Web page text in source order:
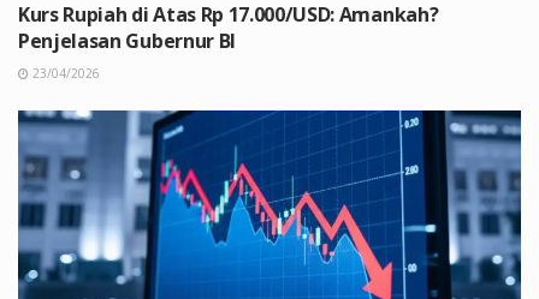
Kurs Rupiah di Atas Rp 17.000/USD: Amankah?
Penjelasan Gubernur BI
23/04/2026